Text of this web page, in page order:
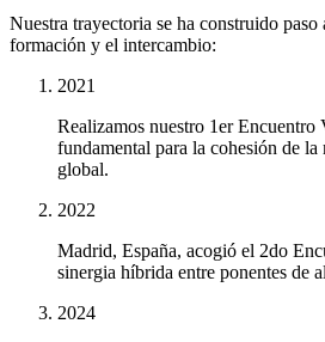
Nuestra trayectoria se ha construido paso
formación y el intercambio:
2021
Realizamos nuestro 1er Encuentro
fundamental para la cohesión de la
global.
2022
Madrid, España, acogió el 2do
sinergia híbrida entre ponentes de
2024